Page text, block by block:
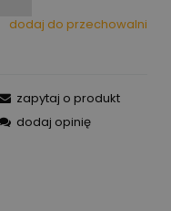
dodaj do przechowalni
zapytaj o produkt
dodaj opinię